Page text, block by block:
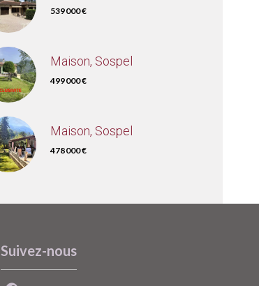
539 000 €
Maison, Sospel
499 000 €
Maison, Sospel
478 000 €
Suivez-nous